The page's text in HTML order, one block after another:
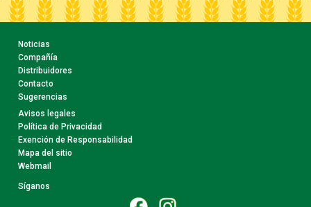
Noticias
Compañía
Distribuidores
Contacto
Sugerencias
Avisos legales
Política de Privacidad
Exención de Responsabilidad
Mapa del sitio
Webmail
Síganos